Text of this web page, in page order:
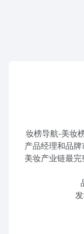
妆榜导航-美妆
产品经理和品
美妆产业链最